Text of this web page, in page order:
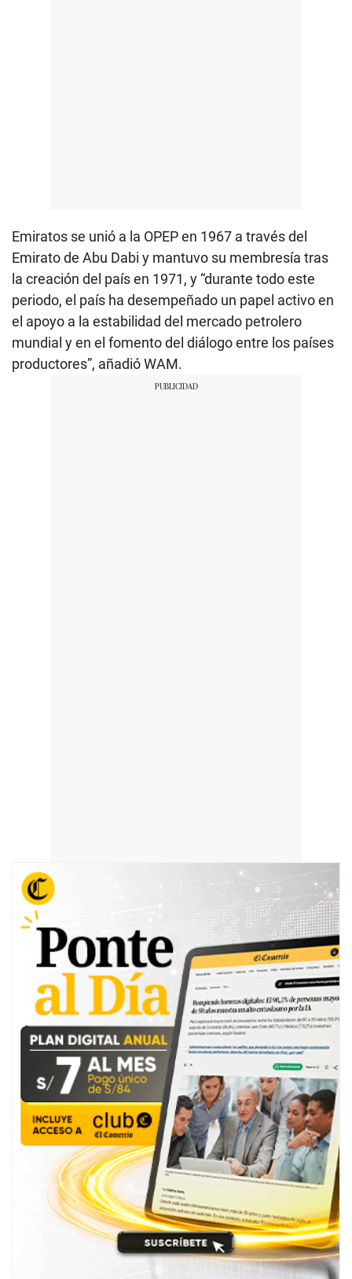
Emiratos se unió a la OPEP en 1967 a través del
Emirato de Abu Dabi y mantuvo su membresía tras
la creación del país en 1971, y “durante todo este
periodo, el país ha desempeñado un papel activo en
el apoyo a la estabilidad del mercado petrolero
mundial y en el fomento del diálogo entre los países
productores”, añadió WAM.